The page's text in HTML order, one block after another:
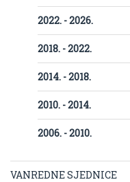
2022. - 2026.
2018. - 2022.
2014. - 2018.
2010. - 2014.
2006. - 2010.
VANREDNE SJEDNICE